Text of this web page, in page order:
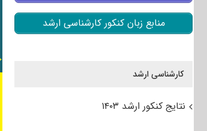
منابع زبان کنکور کارشناسی ارشد
کارشناسی ارشد
نتایج کنکور ارشد ۱۴۰۳